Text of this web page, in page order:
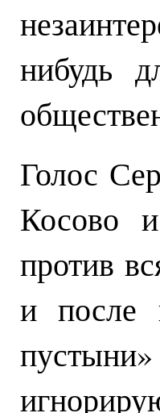
нибудь
Голос
Косово
против
и после